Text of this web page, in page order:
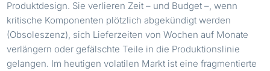
Produktdesign. Sie verlieren Zeit – und Budget –, wenn
kritische Komponenten plötzlich abgekündigt werden
(Obsoleszenz), sich Lieferzeiten von Wochen auf Monate
verlängern oder gefälschte Teile in die Produktionslinie
gelangen. Im heutigen volatilen Markt ist eine fragmentierte